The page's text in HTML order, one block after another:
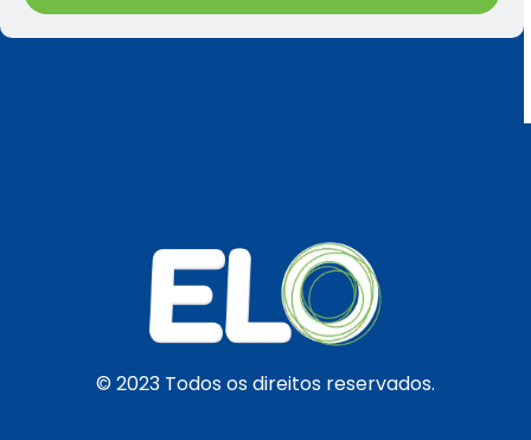
© 2023 Todos os direitos reservados.